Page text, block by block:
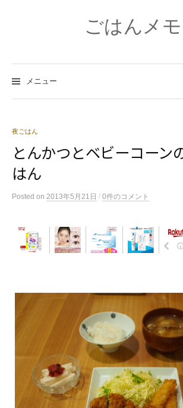
ス
キ
プ
ごはんメモ
メニュー
夜ごはん
とんかつとベビーコーン
はん
Posted on 2013年5月21日 / 0件のコメント